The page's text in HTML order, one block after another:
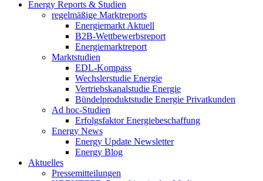
Energy Reports & Studien
regelmäßige Marktreports
Energiemarkt Aktuell
B2B-Wettbewerbsreport
Energiemarktreport
Marktstudien
EDL-Kompass
Wechslerstudie Energie
Vertriebskanalstudie Energie
Bündelproduktstudie Energie Privatkunden
Ad hoc-Studien
Erfolgsfaktor Energiebeschaffung
Energy News
Energy Update Newsletter
Energy Blog
Aktuelles
Pressemitteilungen